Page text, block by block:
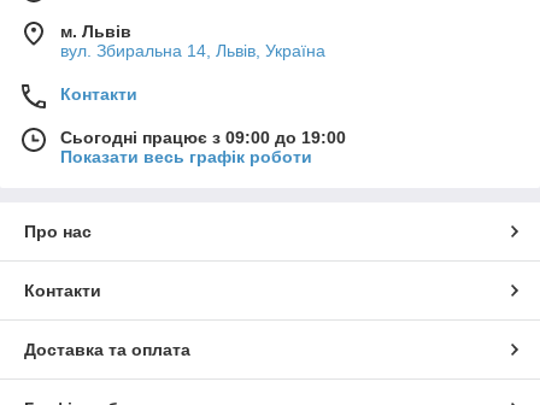
м. Львів
вул. Збиральна 14, Львів, Україна
Контакти
Сьогодні працює з 09:00 до 19:00
Показати весь графік роботи
Про нас
Контакти
Доставка та оплата